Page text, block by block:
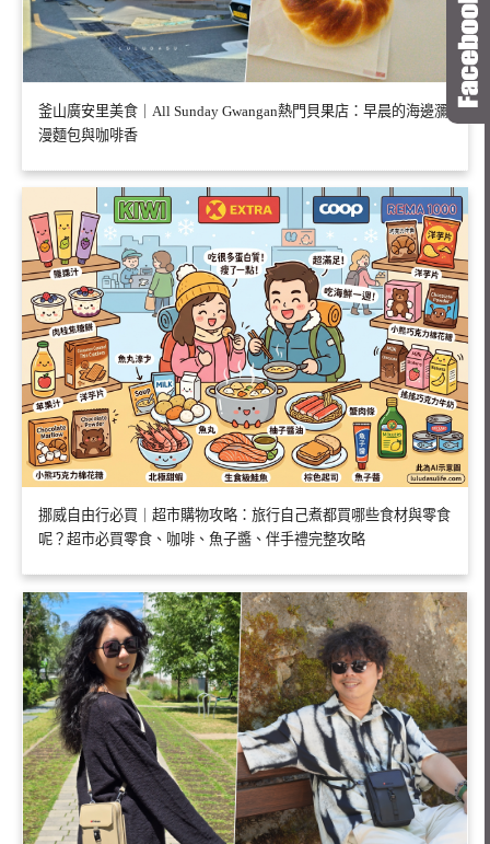
釜山廣安里美食｜All Sunday Gwangan熱門貝果店：早晨的海邊瀰
漫麵包與咖啡香
挪威自由行必買｜超市購物攻略：旅行自己煮都買哪些食材與零食
呢？超市必買零食、咖啡、魚子醬、伴手禮完整攻略